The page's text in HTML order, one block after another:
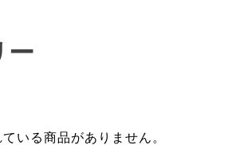
ー
いる商品がありません。